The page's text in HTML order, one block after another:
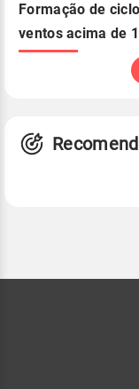
Formação de
ventos acima de